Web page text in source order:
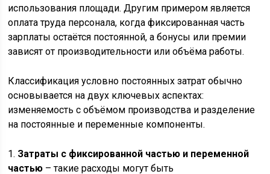
использования площади. Другим примером является
оплата труда персонала, когда фиксированная часть
зарплаты остаётся постоянной, а бонусы или премии
зависят от производительности или объёма работы.
Классификация условно постоянных затрат обычно
основывается на двух ключевых аспектах:
изменяемость с объёмом производства и разделение
на постоянные и переменные компоненты.
1. Затраты с фиксированной частью и переменной
частью – такие расходы могут быть